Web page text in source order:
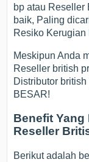
bp atau Reseller
baik, Paling
Resiko
Meskipun Anda
Reseller british
Distributor
BESAR!
Benefit
Reseller
Berikut adalah